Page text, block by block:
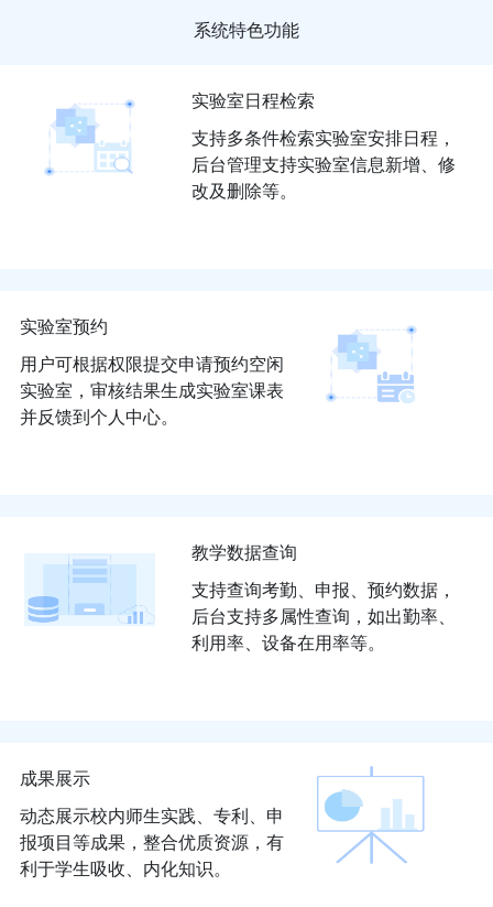
系统特色功能
实验室日程检索
支持多条件检索实验室安排日程，
后台管理支持实验室信息新增、修
改及删除等。
实验室预约
用户可根据权限提交申请预约空闲
实验室，审核结果生成实验室课表
并反馈到个人中心。
教学数据查询
支持查询考勤、申报、预约数据，
后台支持多属性查询，如出勤率、
利用率、设备在用率等。
成果展示
动态展示校内师生实践、专利、申
报项目等成果，整合优质资源，有
利于学生吸收、内化知识。